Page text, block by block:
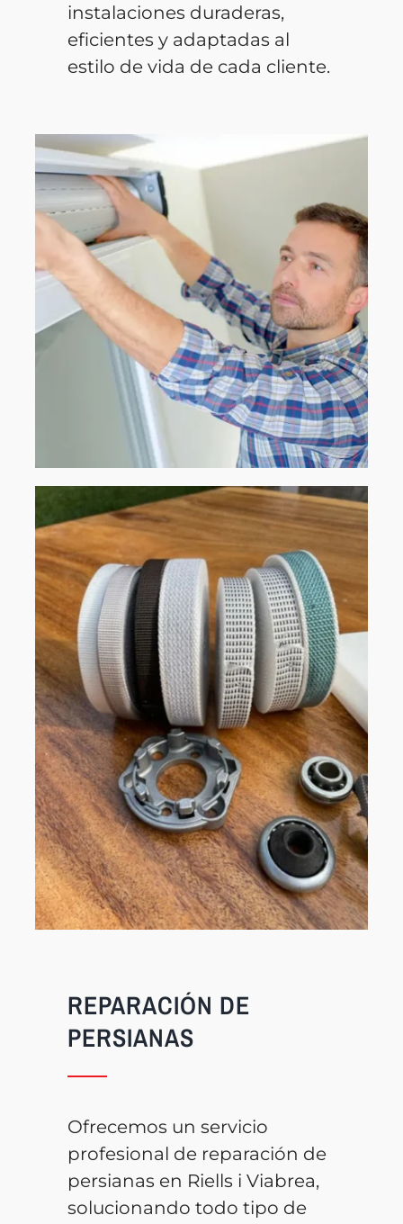
instalaciones duraderas,
eficientes y adaptadas al
estilo de vida de cada cliente.
REPARACIÓN DE
PERSIANAS
Ofrecemos un servicio
profesional de reparación de
persianas en Riells i Viabrea,
solucionando todo tipo de